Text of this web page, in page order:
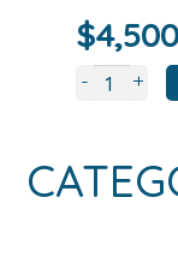
$
- +